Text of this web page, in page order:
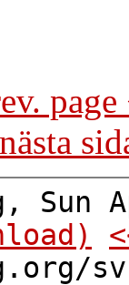
Sun